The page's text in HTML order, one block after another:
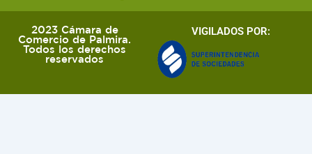
2023 Cámara de
Comercio de Palmira.
Todos los derechos
reservados
VIGILADOS POR: